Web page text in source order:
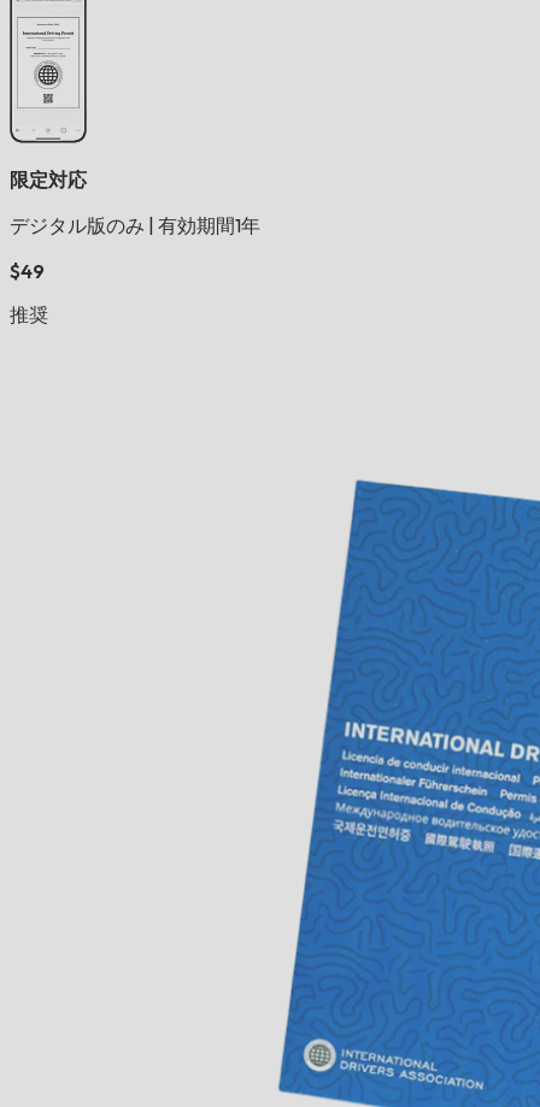
限定対応
デジタル版のみ 有効期間1年
$49
推奨